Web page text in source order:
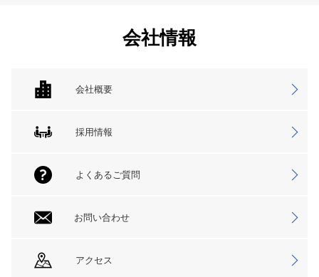
会社情報
会社概要
採用情報
よくあるご質問
お問い合わせ
アクセス